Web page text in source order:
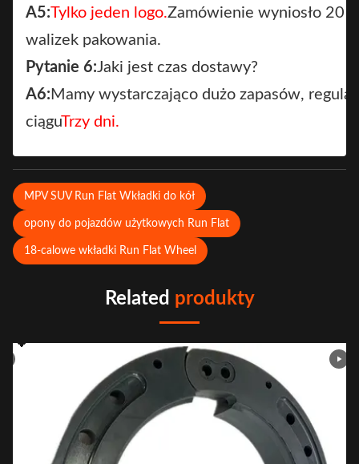
A5:Tylko jeden logo.Zamówienie wyniosło 20
walizek pakowania.
Pytanie 6:Jaki jest czas dostawy?
A6: Mamy wystarczająco dużo zapasów,
ciąguTrzy dni.
MPV SUV Run Flat Wkładki do kół
opony do pojazdów użytkowych Run Flat
18-calowe wkładki Run Flat Wheel
Related produkty